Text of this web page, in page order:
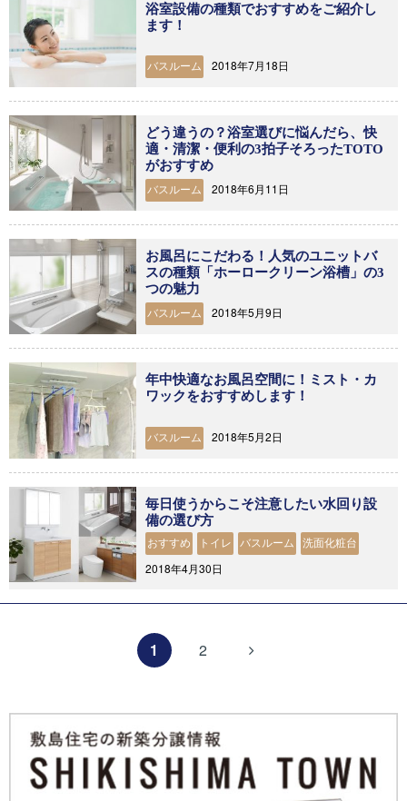
浴室設備の種類でおすすめをご紹介し
ます！
バスルーム 2018年7月18日
どう違うの？浴室選びに悩んだら、快
適・清潔・便利の3拍子そろったTOTO
がおすすめ
バスルーム 2018年6月11日
お風呂にこだわる！人気のユニットバ
スの種類「ホーロークリーン浴槽」の3
つの魅力
バスルーム 2018年5月9日
年中快適なお風呂空間に！ミスト・カ
ワックをおすすめします！
バスルーム 2018年5月2日
毎日使うからこそ注意したい水回り設
備の選び方
おすすめ トイレ バスルーム 洗面化粧台
2018年4月30日
1 2